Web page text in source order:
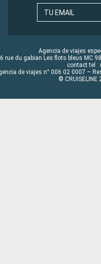
TU EMAIL
Agencia de viajes
rue du gabian Les flots bleus MC
contact tel :
de viajes n° 006 02 0007 –
© CRUISELINE